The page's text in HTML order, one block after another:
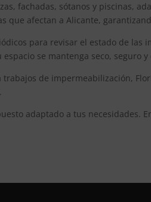
fachadas, sótanos y piscinas,
que afectan a Alicante,
para revisar el estado de
se mantenga seco, seguro y
de impermeabilización,
adaptado a tus